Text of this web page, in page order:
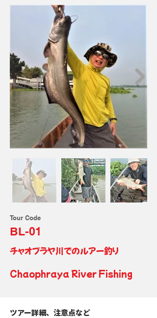
Tour Code
BL-01
チャオプラヤ川でのルアー釣り
Chaophraya River Fishing
ツアー詳細、注意点など